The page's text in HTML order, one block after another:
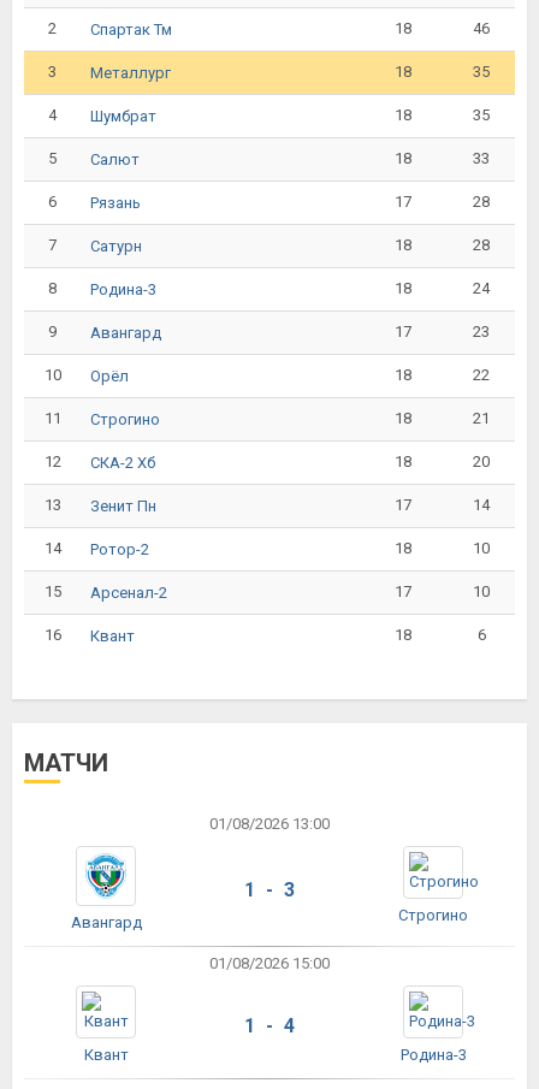
2 Спартак Тм 18 46
3 Металлург 18 35
4 Шумбрат 18 35
5 Салют 18 33
6 Рязань 17 28
7 Сатурн 18 28
8 Родина-3 18 24
9 Авангард 17 23
10 Орёл 18 22
11 Строгино 18 21
12 СКА-2 Хб 18 20
13 Зенит Пн 17 14
14 Ротор-2 18 10
15 Арсенал-2 17 10
16 Квант 18 6
МАТЧИ
01/08/2026 13:00
Авангард
1 - 3
Строгино
01/08/2026 15:00
Квант
1 - 4
Родина-3